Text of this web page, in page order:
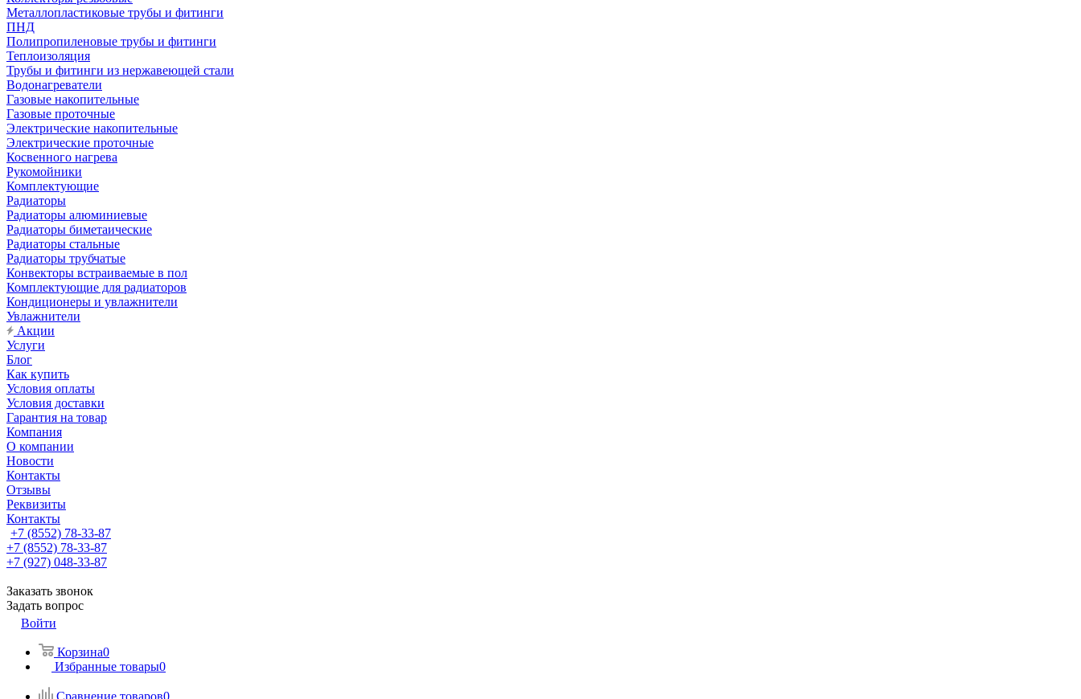
Металлопластиковые трубы и фитинги
ПНД
Полипропиленовые трубы и фитинги
Теплоизоляция
Трубы и фитинги из нержавеющей стали
Водонагреватели
Газовые накопительные
Газовые проточные
Электрические накопительные
Электрические проточные
Косвенного нагрева
Рукомойники
Комплектующие
Радиаторы
Радиаторы алюминиевые
Радиаторы биметаические
Радиаторы стальные
Радиаторы трубчатые
Конвекторы встраиваемые в пол
Комплектующие для радиаторов
Кондиционеры и увлажнители
Увлажнители
Акции
Услуги
Блог
Как купить
Условия оплаты
Условия доставки
Гарантия на товар
Компания
О компании
Новости
Контакты
Отзывы
Реквизиты
Контакты
+7 (8552) 78-33-87
+7 (8552) 78-33-87
+7 (927) 048-33-87
Заказать звонок
Задать вопрос
Войти
Корзина0
Избранные товары0
Сравнение товаров0